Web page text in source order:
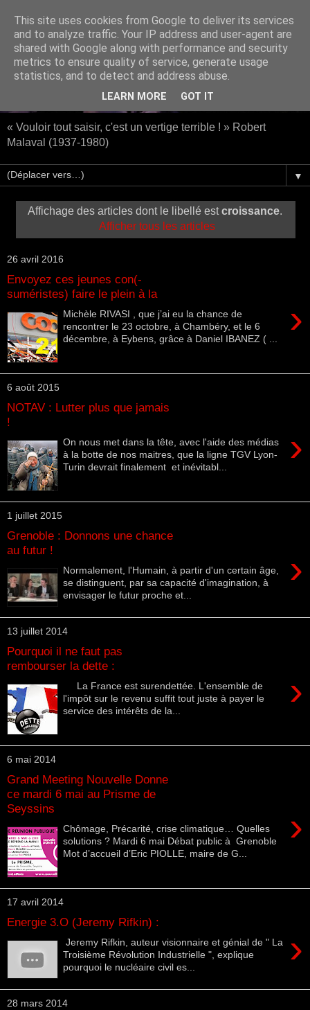
« Vouloir tout saisir, c'est un vertige terrible ! » Robert
Malaval (1937-1980)
▼
Affichage des articles dont le libellé estcroissance.
Afficher tous les articles
26 avril 2016
Envoyez ces jeunes con(-
suméristes) faire le plein à la
›
Michèle RIVASI , que j’ai eu la chance de
rencontrer le 23 octobre, à Chambéry, et le 6
décembre, à Eybens, grâce à Daniel IBANEZ ( ...
6 août 2015
NOTAV : Lutter plus que jamais
!
›
On nous met dans la tête, avec l'aide des médias
à la botte de nos maitres, que la ligne TGV Lyon-
Turin devrait finalement et inévitabl...
1 juillet 2015
Grenoble : Donnons une chance
au futur !
›
Normalement, l'Humain, à partir d'un certain âge,
se distinguent, par sa capacité d'imagination, à
envisager le futur proche et...
13 juillet 2014
Pourquoi il ne faut pas
rembourser la dette :
›
La France est surendettée. L'ensemble de
l'impôt sur le revenu suffit tout juste à payer le
service des intérêts de la...
6 mai 2014
Grand Meeting Nouvelle Donne
ce mardi 6 mai au Prisme de
Seyssins
›
Chômage, Précarité, crise climatique… Quelles
solutions ? Mardi 6 mai Débat public à Grenoble
Mot d’accueil d’Eric PIOLLE, maire de G...
17 avril 2014
Energie 3.O (Jeremy Rifkin) :
›
Jeremy Rifkin, auteur visionnaire et génial de " La
Troisième Révolution Industrielle ", explique
pourquoi le nucléaire civil es...
28 mars 2014
This site uses cookies from Google to deliver its services
and to analyze traffic. Your IP address and user-agent are
shared with Google along with performance and security
metrics to ensure quality of service, generate usage
statistics, and to detect and address abuse.
LEARN MORE GOT IT